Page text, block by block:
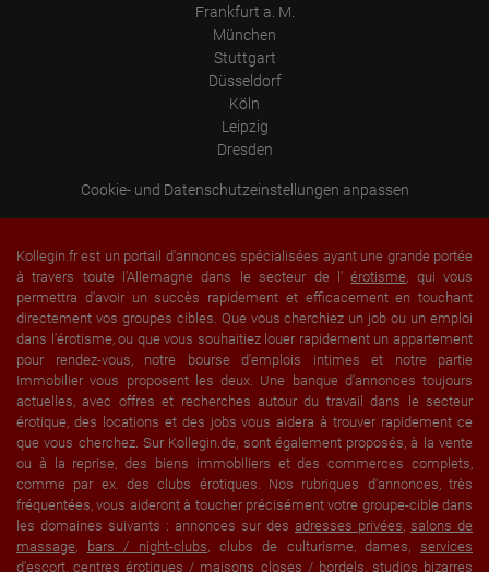
Frankfurt a. M.
München
Stuttgart
Düsseldorf
Köln
Leipzig
Dresden
Cookie- und Datenschutzeinstellungen anpassen
Kollegin.fr est un portail d'annonces spécialisées ayant une grande portée
à travers toute l'Allemagne dans le secteur de l'érotisme, qui vous
permettra d'avoir un succès rapidement et efficacement en touchant
directement vos groupes cibles. Que vous cherchiez un job ou un emploi
dans l'érotisme, ou que vous souhaitiez louer rapidement un appartement
pour rendez-vous, notre bourse d'emplois intimes et notre partie
Immobilier vous proposent les deux. Une banque d'annonces toujours
actuelles, avec offres et recherches autour du travail dans le secteur
érotique, des locations et des jobs vous aidera à trouver rapidement ce
que vous cherchez. Sur Kollegin.de, sont également proposés, à la vente
ou à la reprise, des biens immobiliers et des commerces complets,
comme par ex. des clubs érotiques. Nos rubriques d'annonces, très
fréquentées, vous aideront à toucher précisément votre groupe-cible dans
les domaines suivants : annonces sur des adresses privées, salons de
massage, bars / night-clubs, clubs de culturisme, dames, services
d'escort, centres érotiques / maisons closes / bordels, studios bizarres